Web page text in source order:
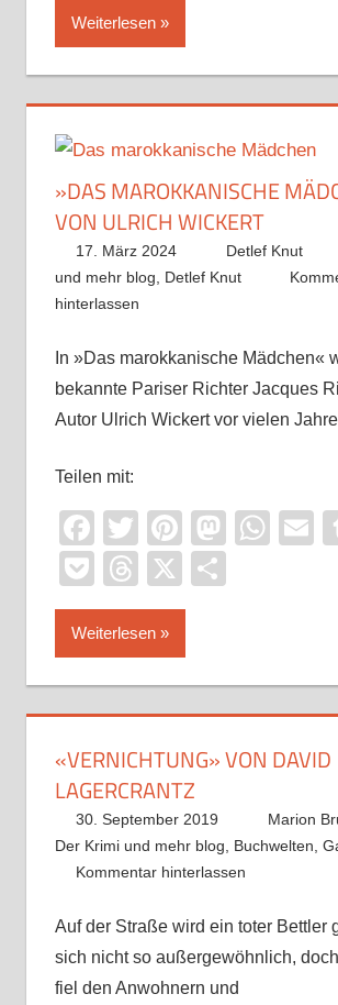
Weiterlesen
»DAS MAROKKANISCHE
VON ULRICH WICKERT
17. März 2024 Detlef Knut
und mehr blog
Detlef Knut
hinterlassen
In »Das marokkanische Mädchen«
bekannte Pariser Richter Jacques
Autor Ulrich Wickert vor vielen
Teilen mit:
Facebook
TwitterPinterest
PocketThreads
X
Weiterlesen
«VERNICHTUNG» VON DAVID
LAGERCRANTZ
30. September 2019
Marion
Der Krimi und mehr blog, Buchwelten,
Kommentar hinterlassen
Auf der Straße wird ein toter Bettler
sich nicht so außergewöhnlich,
fiel den Anwohnern und